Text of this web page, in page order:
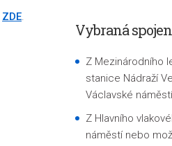
ZDE.
Vybraná
Z Mezinárodního
stanice Nádraží
Václavské
Z Hlavního
náměstí nebo